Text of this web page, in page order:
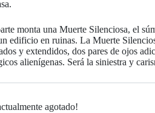
monta una Muerte Silenciosa, el
edificio en ruinas. La Muerte
y extendidos, dos pares de ojos
alienígenas. Será la siniestra y
agotado!